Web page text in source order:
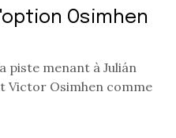
Osimhen
piste menant à Julián
Victor Osimhen comme